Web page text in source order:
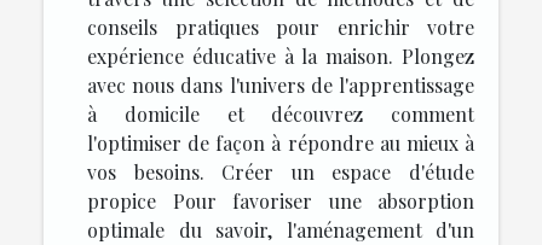
conseils pratiques pour enrichir votre
expérience éducative à la maison. Plongez
avec nous dans l'univers de l'apprentissage
à domicile et découvrez comment
l'optimiser de façon à répondre au mieux à
vos besoins. Créer un espace d'étude
propice Pour favoriser une absorption
optimale du savoir, l'aménagement d'un